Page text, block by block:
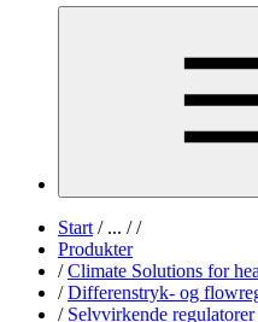
Start /... / /
Produkter
/ Climate Solutions for
/ Differenstryk- og
/ Selvvirkende regulatorer